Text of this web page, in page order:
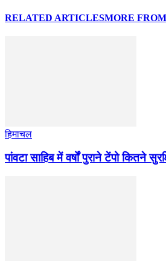
RELATED ARTICLESMORE
हिमाचल
पांवटा साहिब में वर्षों पुराने टेंपो कितने